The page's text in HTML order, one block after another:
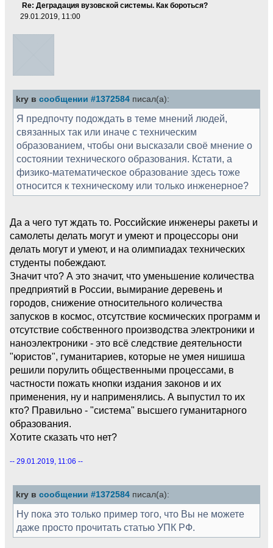
Re: Деградация вузовской системы. Как бороться?
29.01.2019, 11:00
kry в сообщении #1372584 писал(а):
Я предпочту подождать в теме мнений людей,
связанных так или иначе с техническим
образованием, чтобы они высказали своё мнение о
состоянии технического образования. Кстати, а
физико-математическое образование здесь тоже
относится к техническому или только инженерное?
Да а чего тут ждать то. Российские инженеры ракеты и
самолеты делать могут и умеют и процессоры они
делать могут и умеют, и на олимпиадах технических
студенты побеждают.
Значит что? А это значит, что уменьшение количества
предприятий в России, вымирание деревень и
городов, снижение относительного количества
запусков в космос, отсутствие космических программ и
отсутствие собственного производства электроники и
наноэлектроники - это всё следствие деятельности
"юристов", гуманитариев, которые не умея нишиша
решили порулить общественными процессами, в
частности пожать кнопки издания законов и их
применения, ну и наприменялись. А выпустил то их
кто? Правильно - "система" высшего гуманитарного
образования.
Хотите сказать что нет?
-- 29.01.2019, 11:06 --
kry в сообщении #1372584 писал(а):
Ну пока это только пример того, что Вы не можете
даже просто прочитать статью УПК РФ.